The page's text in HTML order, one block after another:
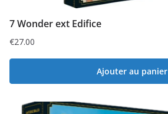
7 Wonder ext Edifice
€27.00
Ajouter au panier